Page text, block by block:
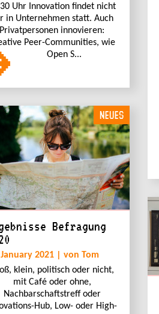
Uhr Innovation findet nicht
in Unternehmen statt. Auch
Privatpersonen innovieren:
Peer-Communities, wie
Open S...
NEUES
Befragung
2021 | von Tom
klein, politisch oder nicht,
mit Café oder ohne,
Nachbarschaftstreff oder
Hub, Low- oder High-